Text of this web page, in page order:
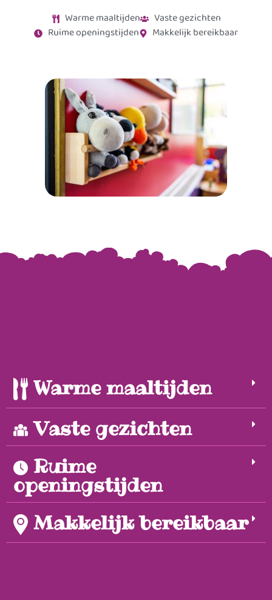
Warme maaltijden
Vaste gezichten
Ruime openingstijden
Makkelijk bereikbaar
Warme maaltijden
Vaste gezichten
Ruime
openingstijden
Makkelijk bereikbaar